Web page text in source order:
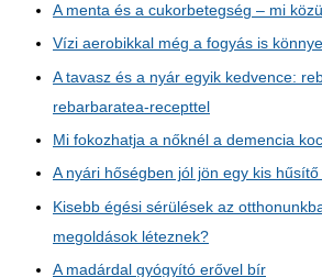
A menta és a cukorbetegség – mi
Vízi aerobikkal még a fogyás is
A tavasz és a nyár egyik kedvence:
rebarbaratea-recepttel
Mi fokozhatja a nőknél a demencia
A nyári hőségben jól jön egy kis
Kisebb égési sérülések az
megoldások léteznek?
A madárdal gyógyító erővel bír